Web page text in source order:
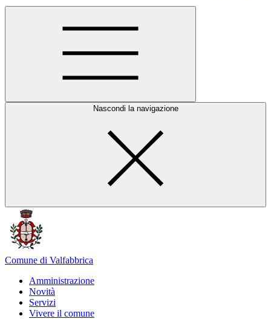
Nascondi la navigazione
Comune di Valfabbrica
Amministrazione
Novità
Servizi
Vivere il comune